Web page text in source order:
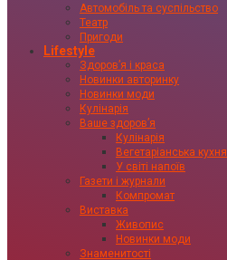
Автомобіль та суспільство
Театр
Пригоди
Lifestyle
Здоровʼя і краса
Новинки авторинку
Новинки моди
Кулінарія
Ваше здоровʼя
Кулінарія
Вегетаріанська кухня
У світі напоїв
Газети і журнали
Компромат
Виставка
Живопис
Новинки моди
Знаменитості